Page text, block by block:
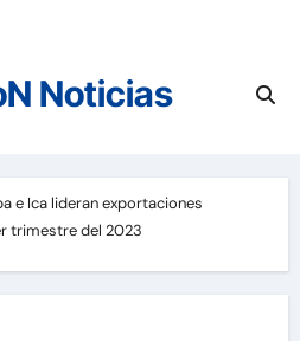
Noticias
e Ica lideran exportaciones
trimestre del 2023